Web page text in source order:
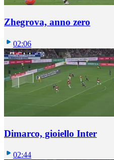
Zhegrova, anno zero
02:06
Dimarco, gioiello Inter
02:44